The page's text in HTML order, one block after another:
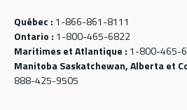
Québec : 1-866-861-8111
Ontario : 1-800-465-6822
Maritimes et Atlantique : 1-800-465-
Manitoba Saskatchewan, Alberta et
888-425-9505